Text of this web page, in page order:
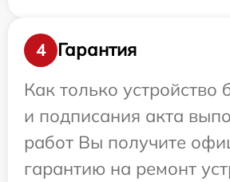
4
Гарантия
Как только устройство
и подписания акта
работ Вы получите
гарантию на ремонт